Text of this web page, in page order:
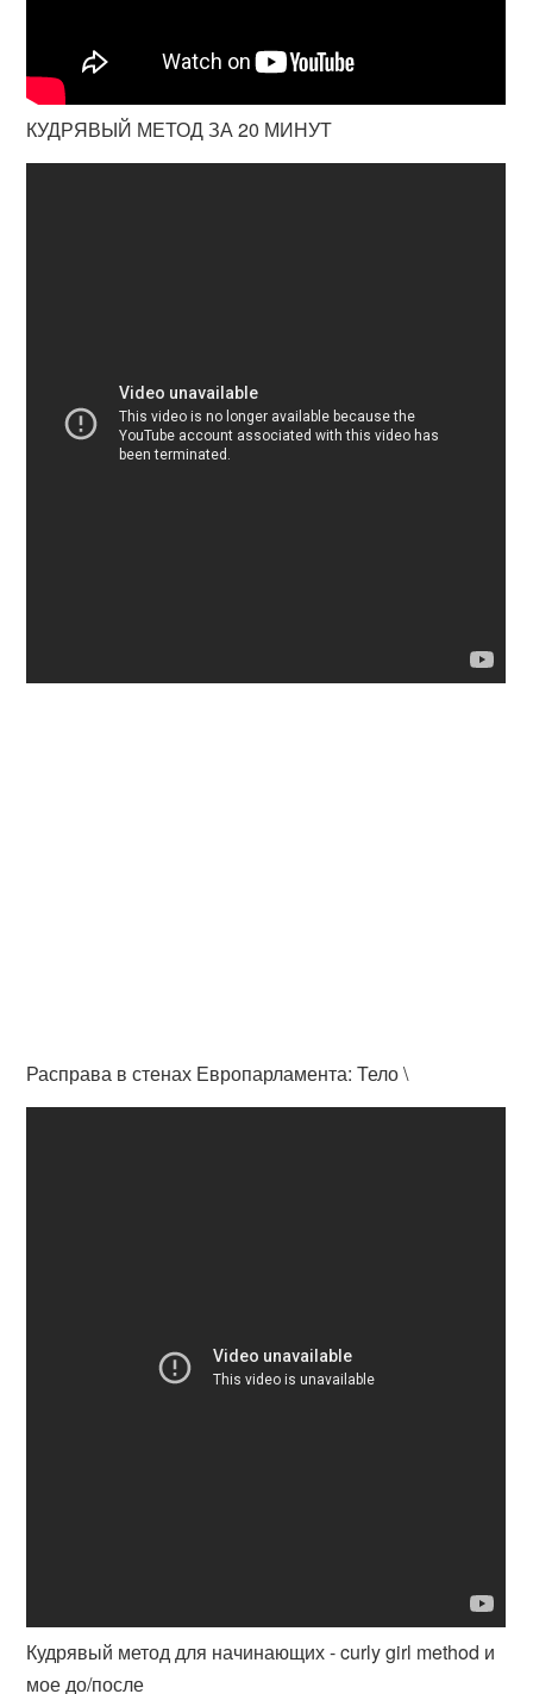
КУДРЯВЫЙ МЕТОД ЗА 20 МИНУТ
Расправа в стенах Европарламента: Тело \
Кудрявый метод для начинающих - curly girl method и
мое до/после